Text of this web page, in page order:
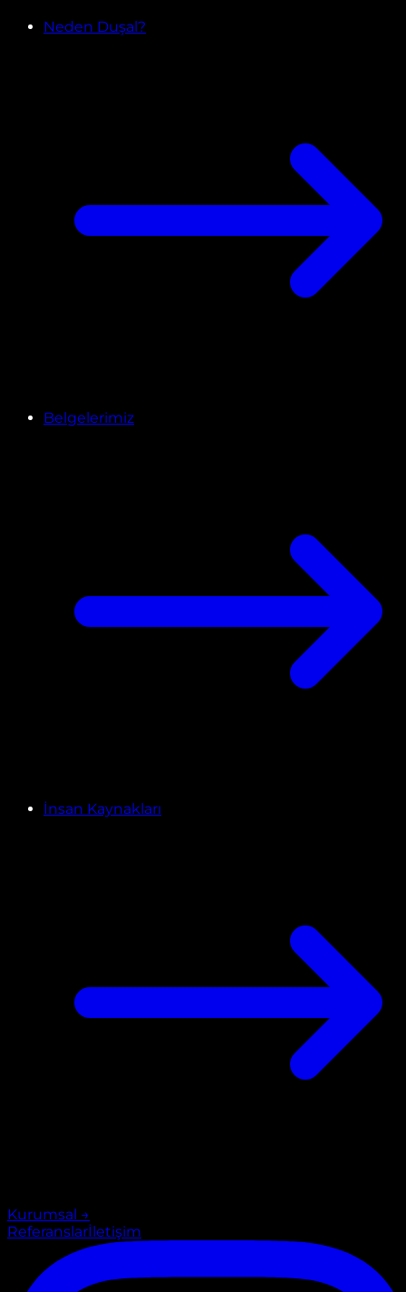
Neden Duşal?
Belgelerimiz
İnsan Kaynakları
Kurumsal →
Referanslarİletişim